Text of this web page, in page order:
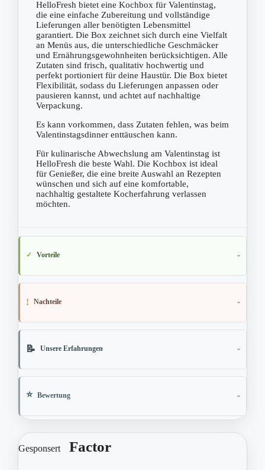
HelloFresh bietet eine Kochbox für Valentinstag,
die eine einfache Zubereitung und vollständige
Lieferungen aller benötigten Lebensmittel
garantiert. Die Box zeichnet sich durch eine Vielfalt
an Menüs aus, die unterschiedliche Geschmäcker
und Ernährungsgewohnheiten berücksichtigen. Alle
Zutaten sind frisch, qualitativ hochwertig und
perfekt portioniert für deine Haustür. Die Box bietet
Flexibilität, sodass du Lieferungen anpassen oder
pausieren kannst, und achtet auf nachhaltige
Verpackung.
Es kann vorkommen, dass Zutaten fehlen, was beim
Valentinstagsdinner enttäuschen kann.
Für kulinarische Abwechslung am Valentinstag ist
HelloFresh die beste Wahl. Die Kochbox ist ideal
für Genießer, die eine breite Auswahl an Rezepten
wünschen und sich auf eine komfortable,
nachhaltig gestaltete Kocherfahrung verlassen
möchten.
Vorteile
Nachteile
Unsere Erfahrungen
Bewertung
Gesponsert Factor